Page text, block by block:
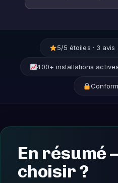
5/5 étoiles · 3
400+ installations actives
En résumé
choisir ?